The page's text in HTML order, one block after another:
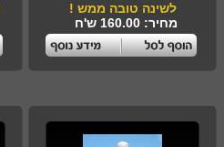
לשינה טובה ממש !
מחיר: 160.00 ש'ח